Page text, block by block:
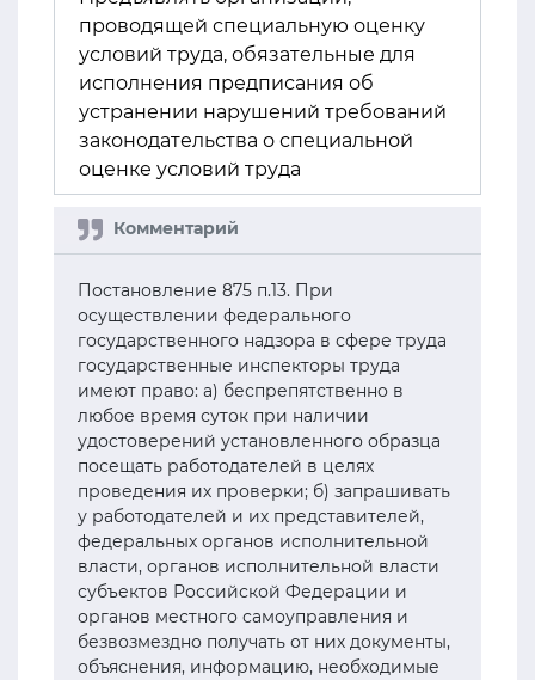
проводящей специальную оценку
условий труда, обязательные для
исполнения предписания об
устранении нарушений требований
законодательства о специальной
оценке условий труда
Постановление 875 п.13. При
осуществлении федерального
государственного надзора в сфере труда
государственные инспекторы труда
имеют право: а) беспрепятственно в
любое время суток при наличии
удостоверений установленного образца
посещать работодателей в целях
проведения их проверки; б) запрашивать
у работодателей и их представителей,
федеральных органов исполнительной
власти, органов исполнительной власти
субъектов Российской Федерации и
органов местного самоуправления и
безвозмездно получать от них документы,
объяснения, информацию, необходимые